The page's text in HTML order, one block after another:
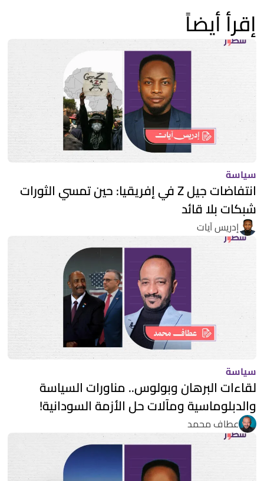
إقرأ أيضاً
سياسة
انتفاضات جيل Z في إفريقيا: حين تمسي الثورات
شبكات بلا قائد
إدريس آيات
سياسة
لقاءات البرهان وبولوس.. مناورات السياسة
والدبلوماسية ومآلات حل الأزمة السودانية!
عطاف محمد